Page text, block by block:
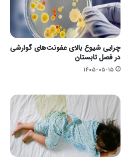
چرایی شیوع بالای عفونت‌های گوارشی
در فصل تابستان
۱۴۰۵-۰۵-۱۵